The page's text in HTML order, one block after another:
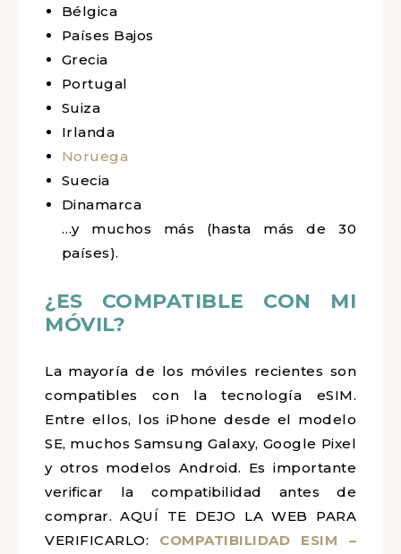
Bélgica
Países Bajos
Grecia
Portugal
Suiza
Irlanda
Noruega
Suecia
Dinamarca
…y muchos más (hasta más de 30
países).
¿ES COMPATIBLE CON MI
MÓVIL?
La mayoría de los móviles recientes son
compatibles con la tecnología eSIM.
Entre ellos, los iPhone desde el modelo
SE, muchos Samsung Galaxy, Google Pixel
y otros modelos Android. Es importante
verificar la compatibilidad antes de
comprar. AQUÍ TE DEJO LA WEB PARA
VERIFICARLO: COMPATIBILIDAD ESIM –